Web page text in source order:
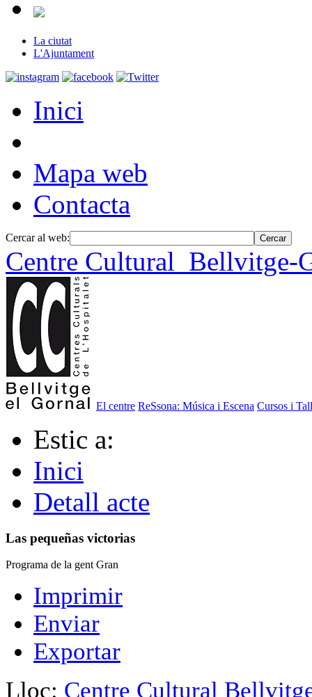
La ciutat
L'Ajuntament
Inici
Mapa web
Contacta
Cercar al web:
Centre Cultural Bellvitge-
El centre ReSsona: Música i Escena Cursos i
Estic a:
Inici
Detall acte
Las pequeñas victorias
Programa de la gent Gran
Imprimir
Enviar
Exportar
Lloc: Centre Cultural